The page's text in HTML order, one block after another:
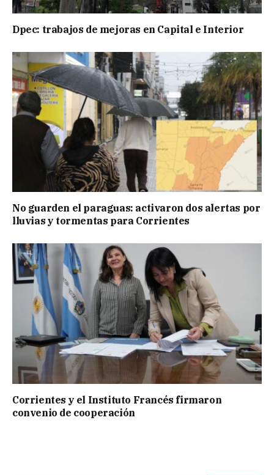
Dpec: trabajos de mejoras en Capital e Interior
No guarden el paraguas: activaron dos alertas por
lluvias y tormentas para Corrientes
Corrientes y el Instituto Francés firmaron
convenio de cooperación